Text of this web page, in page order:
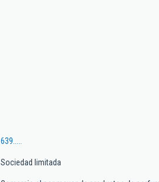
639.....
Sociedad limitada